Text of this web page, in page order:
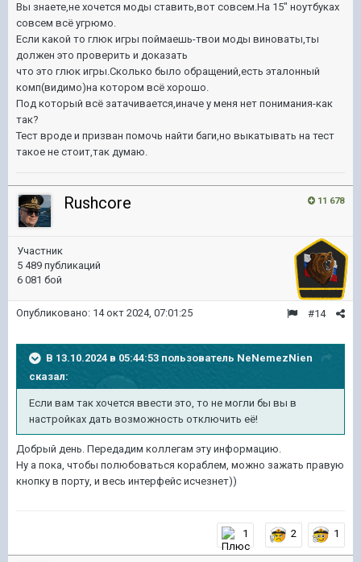
Вы знаете,не хочется моды ставить,вот совсем.На 15" ноутбуках
совсем всё угрюмо.
Если какой то глюк игры поймаешь-твои моды виноваты,ты
должен это проверить и доказать
что это глюк игры.Сколько было обращений,есть эталонный
комп(видимо)на котором всё хорошо.
Под который всё затачивается,иначе у меня нет понимания-как
так?
Тест вроде и призван помочь найти баги,но выкатывать на тест
такое не стоит,так думаю.
11 678
Rushcore
Участник
5 489 публикаций
6 081 бой
#14
Опубликовано: 14 окт 2024, 07:01:25
В 13.10.2024 в 05:44:53 пользователь NeNemezNien
сказал:
Если вам так хочется ввести это, то не могли бы вы в
настройках дать возможность отключить её!
Добрый день. Передадим коллегам эту информацию.
Ну а пока, чтобы полюбоваться кораблем, можно зажать правую
кнопку в порту, и весь интерфейс исчезнет))
1 2 1